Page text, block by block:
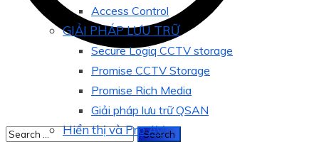
Access Control
GIẢI PHÁP LƯU TRỮ
Secure Logiq CCTV storage
Promise CCTV Storage
Promise Rich Media
Giải pháp lưu trữ QSAN
Hiển thị và Pro AV